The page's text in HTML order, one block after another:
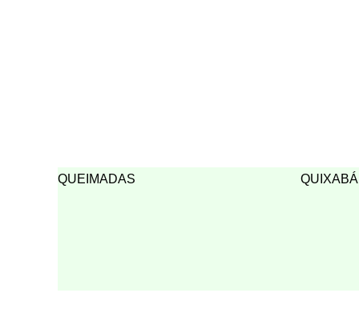
QUEIMADAS QUIXABÁ